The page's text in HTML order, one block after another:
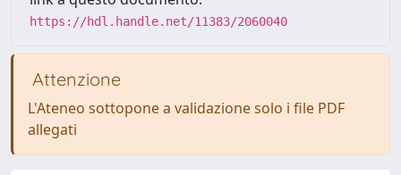
https://hdl.handle.net/11383/2060040
Attenzione
L'Ateneo sottopone a validazione solo i file PDF
allegati